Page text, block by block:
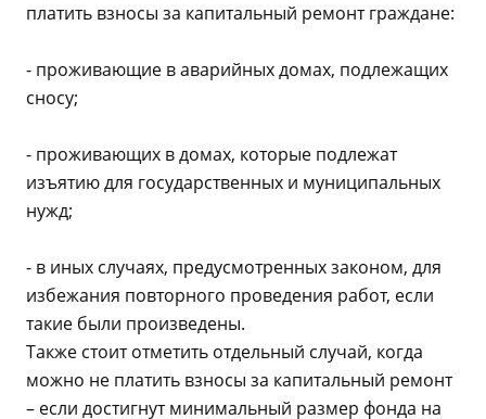
платить взносы за капитальный ремонт граждане:
- проживающие в аварийных домах, подлежащих
сносу;
- проживающих в домах, которые подлежат
изъятию для государственных и муниципальных
нужд;
- в иных случаях, предусмотренных законом, для
избежания повторного проведения работ, если
такие были произведены.
Также стоит отметить отдельный случай, когда
можно не платить взносы за капитальный ремонт
– если достигнут минимальный размер фонда на